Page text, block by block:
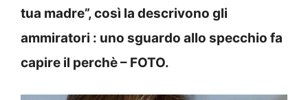
tua madre”, così la descrivono gli
ammiratori : uno sguardo allo specchio fa
capire il perchè – FOTO.